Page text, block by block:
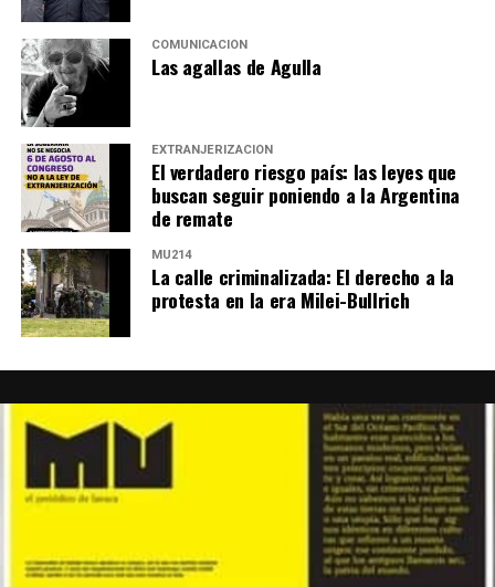
COMUNICACIÓN
Las agallas de Agulla
EXTRANJERIZACIÓN
El verdadero riesgo país: las leyes que
buscan seguir poniendo a la Argentina
de remate
MU214
La calle criminalizada: El derecho a la
protesta en la era Milei-Bullrich